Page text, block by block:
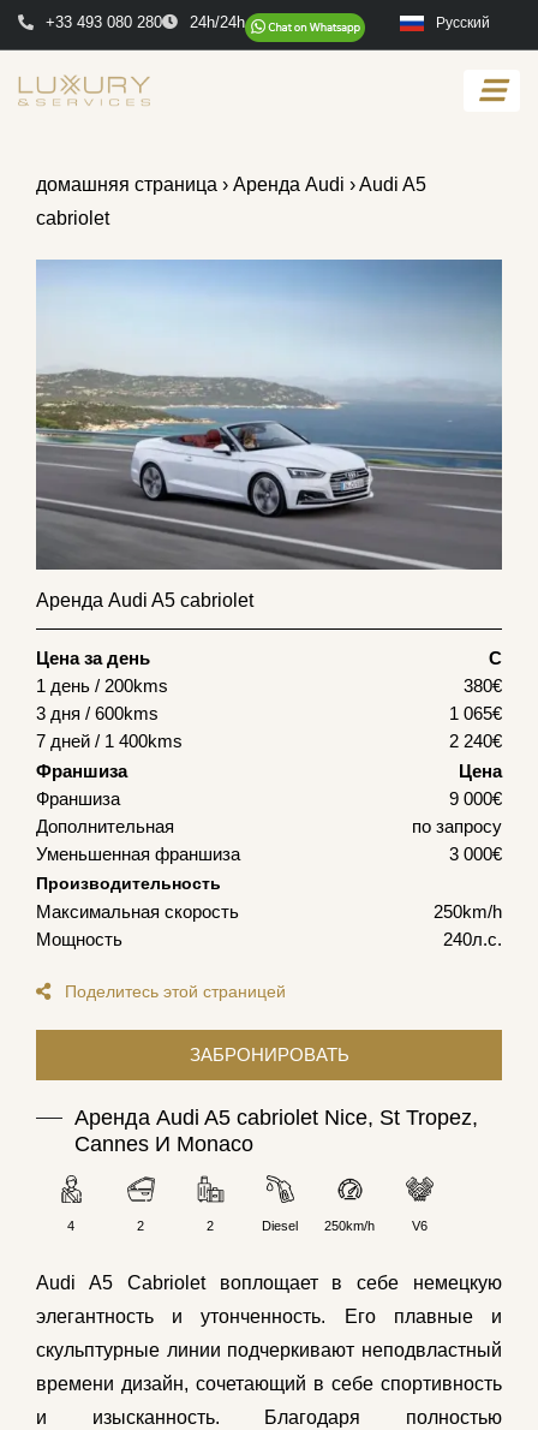
+33 493 080 280 24h/24h Русский
домашняя страница › Аренда Audi › Audi A5
cabriolet
Аренда Audi A5 cabriolet
Цена за день
С
1 день / 200kms
380€
3 дня / 600kms
1 065€
7 дней / 1 400kms
2 240€
Франшиза
Цена
Франшиза
9 000€
Дополнительная
по запросу
Уменьшенная франшиза
3 000€
Производительность
Максимальная скорость
250km/h
Мощность
240л.с.
Поделитесь этой страницей
Аренда Audi A5 cabriolet Nice, St Tropez,
Cannes И Monaco
4 2 2 Diesel 250km/h V6
Audi A5 Cabriolet воплощает в себе немецкую
элегантность и утонченность. Его плавные и
скульптурные линии подчеркивают неподвластный
времени дизайн, сочетающий в себе спортивность
и изысканность. Благодаря полностью